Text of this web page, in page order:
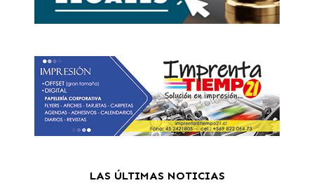
LAS ÚLTIMAS NOTICIAS